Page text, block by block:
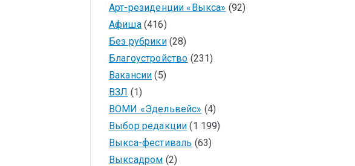
Арт-резиденции «Выкса» (92)
Афиша(416)
Без рубрики(28)
Благоустройство (231)
Вакансии (5)
ВЗЛ (1)
ВОМИ «Эдельвейс» (4)
Выбор редакции (1 199)
Выкса-фестиваль (63)
Выксадром (2)